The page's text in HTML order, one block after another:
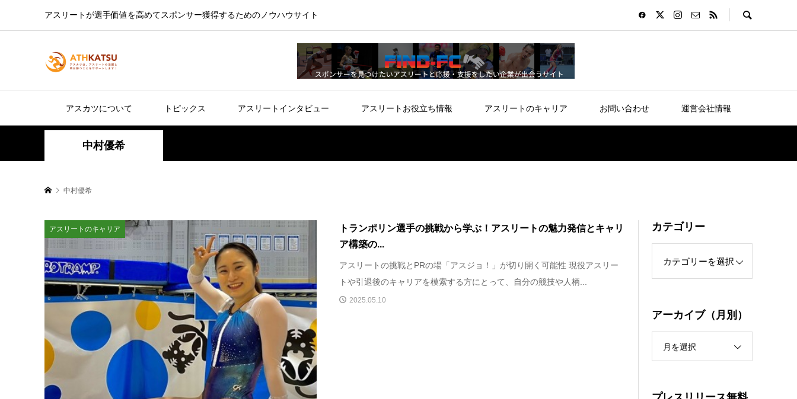
アスリートが選手価値を高めてスポンサー獲得するためのノウハウサイト
アスカツについて トピックス アスリートインタビュー アスリートお役立ち情報 アスリートのキャリア お問い合わせ 運営会社情報
中村優希
中村優希
アスリートのキャリア
トランポリン選手の挑戦から学ぶ！アスリートの魅力発信とキャリ
ア構築の...
アスリートの挑戦とPRの場「アスジョ！」が切り開く可能性 現役アスリー
トや引退後のキャリアを模索する方にとって、自分の競技や人柄...
2025.05.10
カテゴリー
アーカイブ（月別）
月を選択